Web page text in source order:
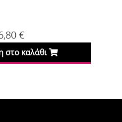
€
στο καλάθι